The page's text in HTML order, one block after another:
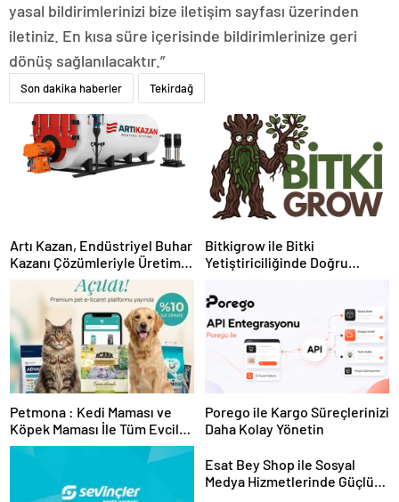
yasal bildirimlerinizi bize iletişim sayfası üzerinden
iletiniz. En kısa süre içerisinde bildirimlerinize geri
dönüş sağlanılacaktır.”
Son dakika haberler Tekirdağ
Artı Kazan, Endüstriyel Buhar
Kazanı Çözümleriyle Üretim
Tesislerine Verimli Sistemler
Sunuyor
Bitkigrow ile Bitki
Yetiştiriciliğinde Doğru
Petmona : Kedi Maması ve
Köpek Maması İle Tüm Evcil
Hayvan Ürünleri
Porego ile Kargo Süreçlerinizi
Daha Kolay Yönetin
Esat Bey Shop ile Sosyal
Medya Hizmetlerinde Güçlü